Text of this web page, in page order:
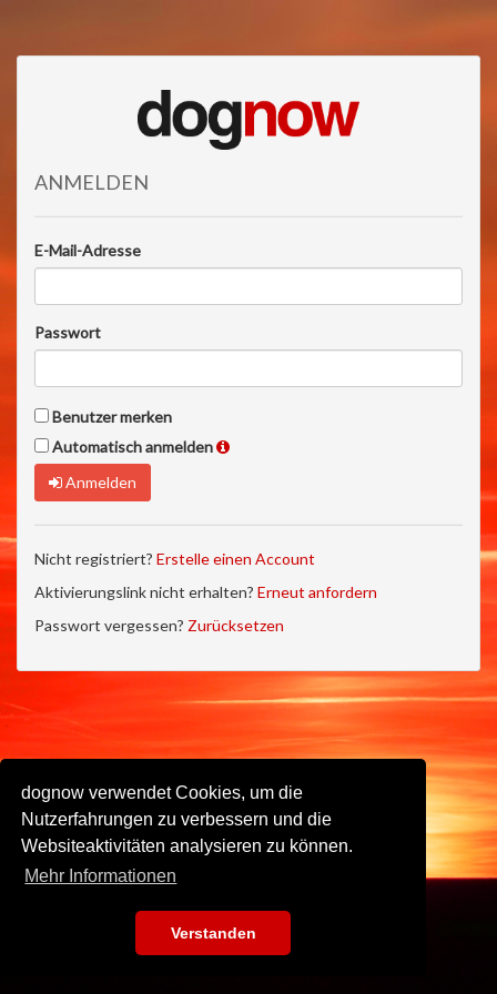
dognow verwendet Cookies, um die
Nutzerfahrungen zu verbessern und die
Websiteaktivitäten analysieren zu können.
Mehr Informationen
Verstanden
ANMELDEN
E-Mail-Adresse
Passwort
Benutzer merken
Automatisch anmelden
Anmelden
Nicht registriert? Erstelle einen Account
Aktivierungslink nicht erhalten? Erneut anfordern
Passwort vergessen? Zurücksetzen